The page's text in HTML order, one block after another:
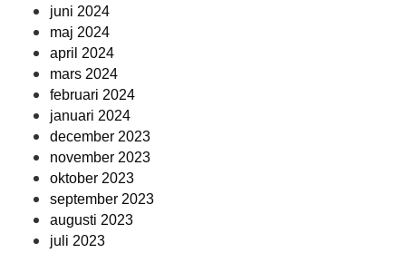
juni 2024
maj 2024
april 2024
mars 2024
februari 2024
januari 2024
december 2023
november 2023
oktober 2023
september 2023
augusti 2023
juli 2023